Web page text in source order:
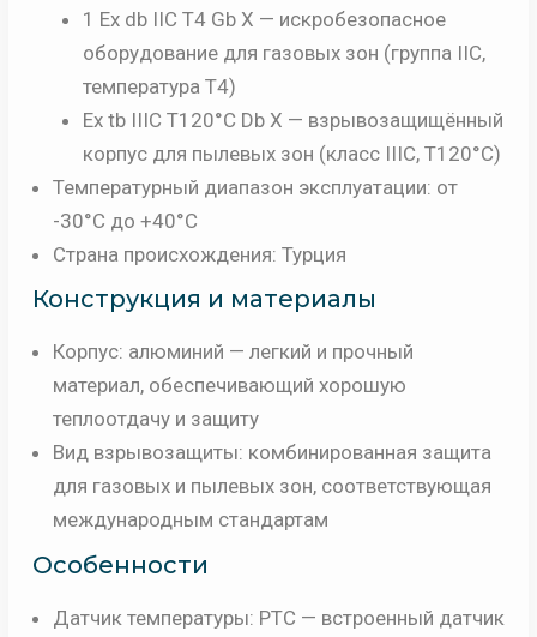
1 Ex db IIC T4 Gb Х — искробезопасное
оборудование для газовых зон (группа IIC,
температура T4)
Ех tb IIIC T120°C Db Х — взрывозащищённый
корпус для пылевых зон (класс IIIC, T120°C)
Температурный диапазон эксплуатации: от
-30°C до +40°C
Страна происхождения: Турция
Конструкция и материалы
Корпус: алюминий — легкий и прочный
материал, обеспечивающий хорошую
теплоотдачу и защиту
Вид взрывозащиты: комбинированная защита
для газовых и пылевых зон, соответствующая
международным стандартам
Особенности
Датчик температуры: PTC — встроенный датчик